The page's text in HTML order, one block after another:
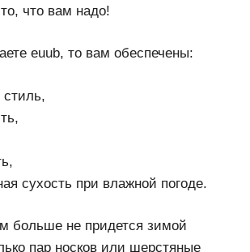
что вам надо!
euub, то вам обеспечены:
сухость при влажной погоде.
больше не придется зимой
пар носков или шерстяные